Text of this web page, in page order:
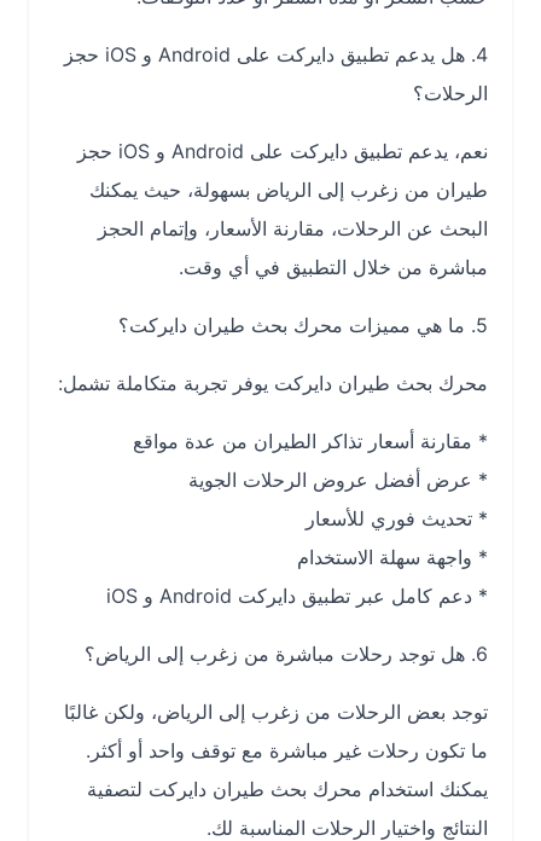
4. هل يدعم تطبيق دايركت على Android و iOS حجز
الرحلات؟
نعم، يدعم تطبيق دايركت على Android و iOS حجز
طيران من زغرب إلى الرياض بسهولة، حيث يمكنك
البحث عن الرحلات، مقارنة الأسعار، وإتمام الحجز
مباشرة من خلال التطبيق في أي وقت.
محرك بحث طيران دايركت يوفر تجربة متكاملة تشمل:
* مقارنة أسعار تذاكر الطيران من عدة مواقع
* عرض أفضل عروض الرحلات الجوية
* تحديث فوري للأسعار
* واجهة سهلة الاستخدام
* دعم كامل عبر تطبيق دايركت Android و iOS
توجد بعض الرحلات من زغرب إلى الرياض، ولكن غالبًا
ما تكون رحلات غير مباشرة مع توقف واحد أو أكثر.
يمكنك استخدام محرك بحث طيران دايركت لتصفية
النتائج واختيار الرحلات المناسبة لك.